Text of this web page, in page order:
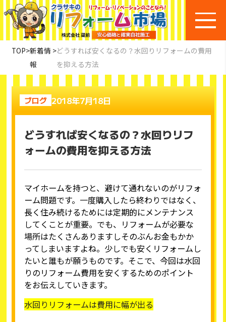
TOP>新着情
報
>どうすれば安くなるの？水回りリフォームの費用
を抑える方法
ブログ 2018年7月18日
どうすれば安くなるの？水回りリフ
ォームの費用を抑える方法
マイホームを持つと、避けて通れないのがリフォ
ーム問題です。一度購入したら終わりではなく、
長く住み続けるためには定期的にメンテナンス
してくことが重要。でも、リフォームが必要な
場所はたくさんありますしそのぶんお金もかか
ってしまいますよね。少しでも安くリフォームし
たいと誰もが願うものです。そこで、今回は水回
りのリフォーム費用を安くするためのポイント
をお伝えしていきます。
水回りリフォームは費用に幅が出る